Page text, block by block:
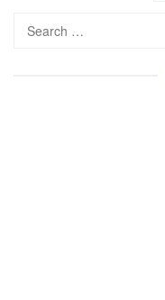
Search
for: